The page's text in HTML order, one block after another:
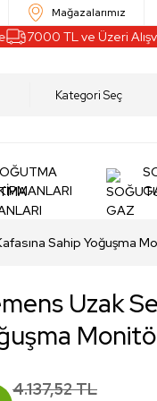
Mağazalarımız
7000 TL ve Üzeri
Sahip Yoğuşma
Uzak
4.137,52 TL